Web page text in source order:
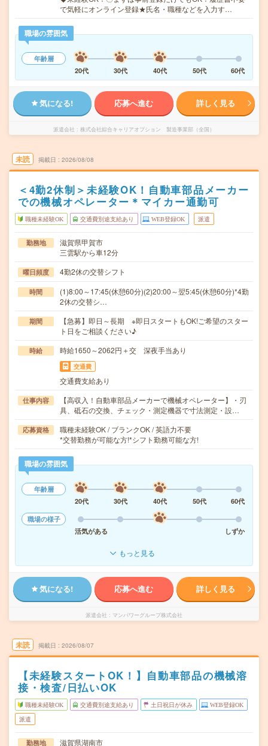
で気軽にオンライン登録★氏名・職種などを入力す…
職場の雰囲気
年齢層
20代
30代 40代 50代 60代
気になる! 応募へ進む 詳しく見る
派遣会社 株式会社綜合キャリアオプション 製造事業部（全国）
未読 掲載日 2026/08/08
＜4勤2休制＞未経験OK！自動車部品メーカー
での機械オペレーター＊マイカー通勤可
職種未経験OK 交通費別途支給あり WEB登録OK 派遣
勤務地
滋賀県甲賀市
三雲駅から車12分
曜日頻度 4勤2休の交替シフト
時間
(1)8:00～17:45(休憩60分)(2)20:00～翌5:45(休憩60分)*4勤
2休の交替シ…
期間
【急募】即日～長期 ※即日スタートもOK!ご希望のスター
ト日をご相談ください♪
時給 時給1650～2062円＋交 深夜手当あり
交通費
交通費支給あり
仕事内容
【高収入！自動車部品メーカーで機械オペレーター】・刃
具、砥石の交換、チェック・測定機器で寸法測定・設…
応募資格
職種未経験OK / ブランクOK / 英語力不要
*交替勤務が可能な方!*シフト勤務可能な方!
職場の雰囲気
年齢層
20代
30代 40代 50代
60代
職場の様子
活気がある
しずか
もっと見る
気になる! 応募へ進む 詳しく見る
派遣会社 マンパワーグループ株式会社
未読 掲載日 2026/08/07
【未経験スタートOK！】自動車部品の機械溶
接・検査/日払いOK
職種未経験OK 交通費別途支給あり 土日祝日が休み WEB登録OK
派遣
勤務地
滋賀県湖南市